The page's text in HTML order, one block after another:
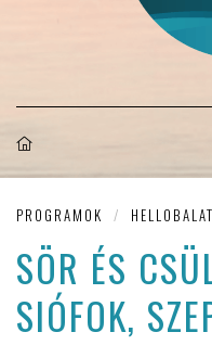
PROGRAMOK /
SÖR ÉS
SIÓFOK,